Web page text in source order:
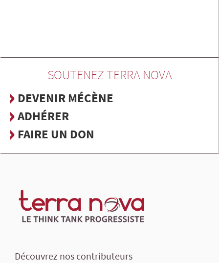
SOUTENEZ TERRA NOVA
DEVENIR MÉCÈNE
ADHÉRER
FAIRE UN DON
Découvrez nos contributeurs